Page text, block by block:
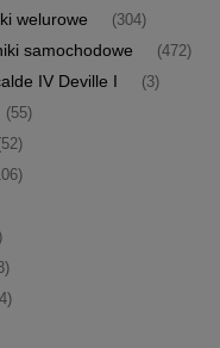
welurowe (304)
samochodowe (472)
IV Deville I (3)
(55)